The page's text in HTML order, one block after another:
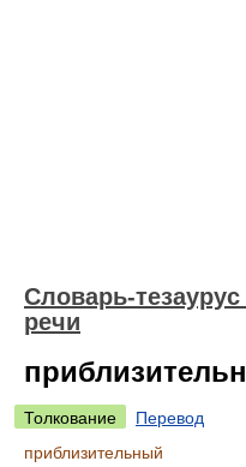
Словарь-
речи
Толкование
Перевод
приблизительный